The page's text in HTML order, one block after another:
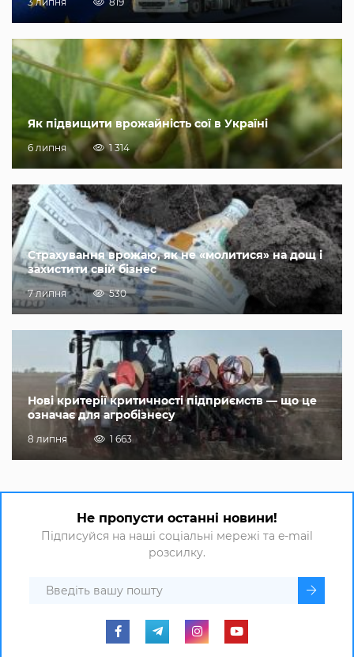
Як підвищити врожайність сої в Україні
6 липня 1 314
Страхування врожаю, як не «молитися» на дощ і
захистити свій бізнес
7 липня 530
Нові критерії критичності підприємств — що це
означає для агробізнесу
8 липня 1 663
Не пропусти останні новини!
Підписуйся на наші соціальні мережі та e-mail
розсилку.